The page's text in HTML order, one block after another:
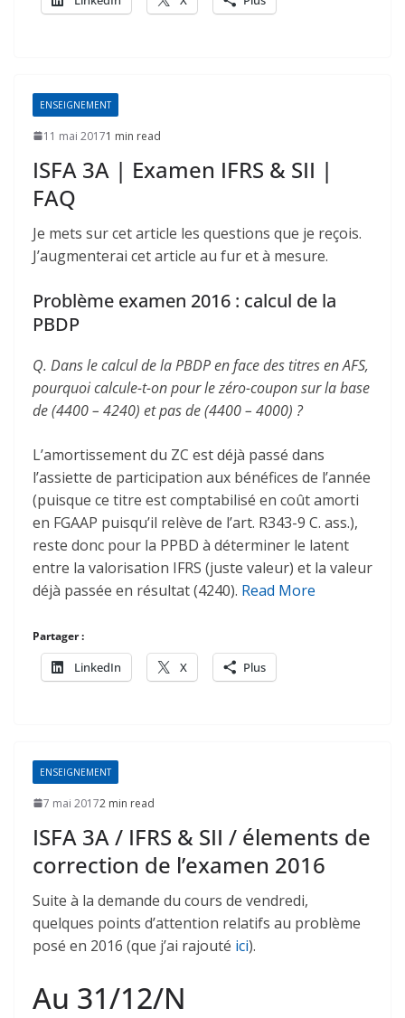
ENSEIGNEMENT
11 mai 20171 min read
ISFA 3A | Examen IFRS & SII |
FAQ
Je mets sur cet article les questions que je reçois.
J’augmenterai cet article au fur et à mesure.
Problème examen 2016 : calcul de la
PBDP
Q. Dans le calcul de la PBDP en face des titres en AFS,
pourquoi calcule-t-on pour le zéro-coupon sur la base
de (4400 – 4240) et pas de (4400 – 4000) ?
L’amortissement du ZC est déjà passé dans
l’assiette de participation aux bénéfices de l’année
(puisque ce titre est comptabilisé en coût amorti
en FGAAP puisqu’il relève de l’art. R343-9 C. ass.),
reste donc pour la PPBD à déterminer le latent
entre la valorisation IFRS (juste valeur) et la valeur
déjà passée en résultat (4240). Read More
Partager :
LinkedIn X Plus
ENSEIGNEMENT
7 mai 20172 min read
ISFA 3A / IFRS & SII / élements de
correction de l’examen 2016
Suite à la demande du cours de vendredi,
quelques points d’attention relatifs au problème
posé en 2016 (que j’ai rajouté ici).
Au 31/12/N